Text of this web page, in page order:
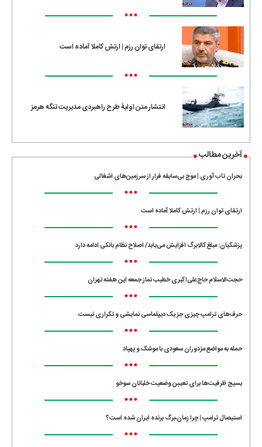
•••
ارتقای توان رزم | ارتش کاملا آماده است
•••
انتشار متن اولیۀ طرح راهبردی مدیریت تنگه هرمز
آخرین مطالب
بحران تاب آوری | موج بی‌سابقه فرار از سرزمین‌های اشغالی
•••
ارتقای توان رزم | ارتش کاملا آماده است
•••
پزشکیان: مبلغ کالابرگ افزایش می‌یابد/ اصلاح نظام بانکی ادامه دارد
•••
حجت‌الاسلام حاج‌علی‌اکبری خطیب نماز جمعه این هفته تهران
•••
حرف‌های ترامپ چیزی جز یک دیپلماسی نمایشی و تکراری نیست
•••
حمله به مواضع مزدوران سعودی با موشک و پهپاد
•••
بسیج ظرفیت‌ها برای تعیین وضعیت خلبانان سوخو
•••
استیصال ترامپ | چرا زمان،برگ برنده ایران شده است؟
•••